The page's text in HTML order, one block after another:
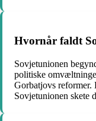
Hvornår faldt
Sovjetunionen
politiske
Gorbatjovs reformer.
Sovjetunionen skete